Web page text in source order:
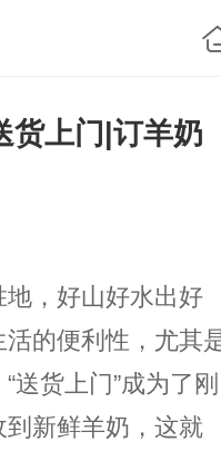
货上门|订羊奶
，好山好水出好
的便利性，尤其
送货上门”成为了刚
新鲜羊奶，这就